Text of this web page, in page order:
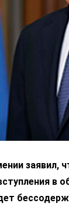
заявил,
в